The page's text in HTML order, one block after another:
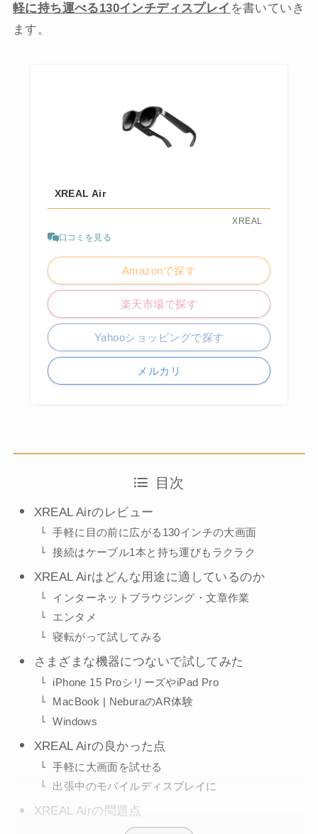
軽に持ち運べる130インチディスプレイ を書いていき
ます。
XREAL Air
XREAL
口コミを見る
Amazonで探す
楽天市場で探す
Yahooショッピングで探す
メルカリ
目次
XREAL Airのレビュー
手軽に目の前に広がる130インチの大画面
接続はケーブル1本と持ち運びもラクラク
XREAL Airはどんな用途に適しているのか
インターネットブラウジング・文章作業
エンタメ
寝転がって試してみる
さまざまな機器につないで試してみた
iPhone 15 ProシリーズやiPad Pro
MacBook | NeburaのAR体験
Windows
XREAL Airの良かった点
手軽に大画面を試せる
出張中のモバイルディスプレイに
XREAL Airの問題点